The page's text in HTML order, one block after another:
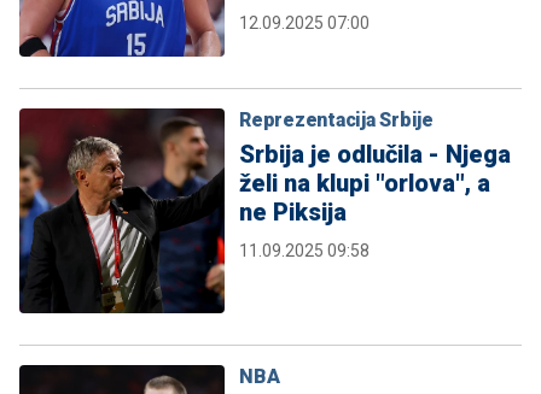
12.09.2025 07:00
Reprezentacija Srbije
Srbija je odlučila - Njega
želi na klupi "orlova", a
ne Piksija
11.09.2025 09:58
NBA